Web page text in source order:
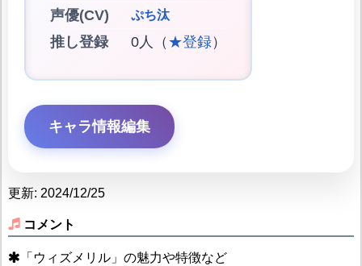
声優(CV)
ぷち汰
推し登録 0人（ ★登録）
キャラ情報編集
更新: 2024/12/25
コメント
「ウィズメリル」の魅力や特徴など